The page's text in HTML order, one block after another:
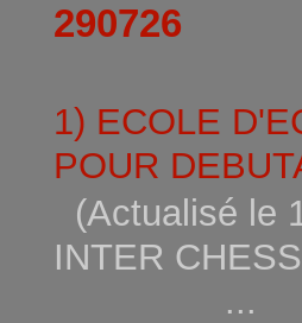
290726
1) ECOLE
POUR
(Actualisé le
INTER
...